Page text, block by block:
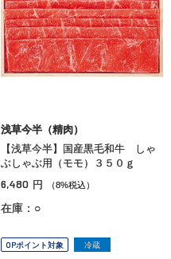
浅草今半（精肉）
【浅草今半】国産黒毛和牛 しゃ
ぶしゃぶ用（モモ）３５０ｇ
6,480 円 （8%税込）
在庫：○
OPポイント対象 冷蔵